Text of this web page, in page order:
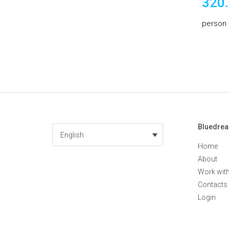
person
English
Home
About
Work
Contacts
Login